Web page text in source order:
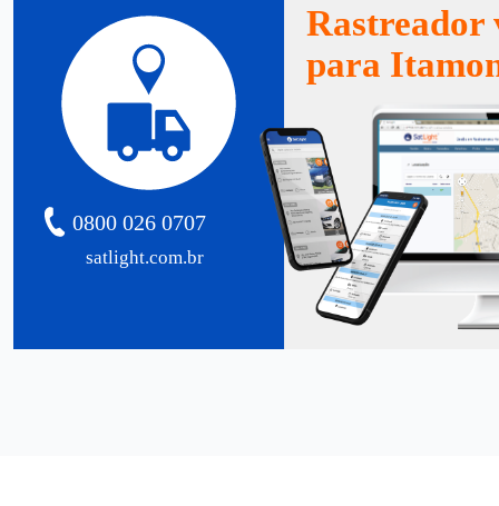
satlight.com.br
0800 026 0707
Rastreador
para